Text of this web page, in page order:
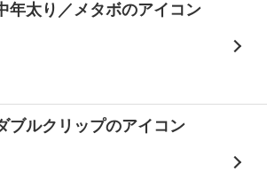
年太り／メタボのアイコン
ブルクリップのアイコン